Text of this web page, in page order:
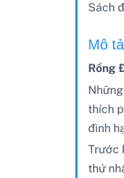
Sách
Mô
Rồng
thích
đình
Trước
thứ